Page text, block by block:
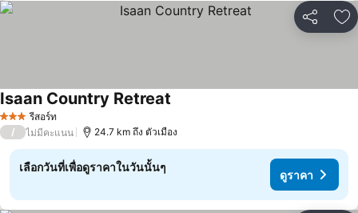
แชร์ เ
3 ดาว รีสอร์ท
Isaan Country Retreat
/ ไม่มีคะแนน 24.7 km ถึง ตัวเมือง
เลือกวันที่เพื่อดูราคาในวันนั้นๆ
ดูราคา